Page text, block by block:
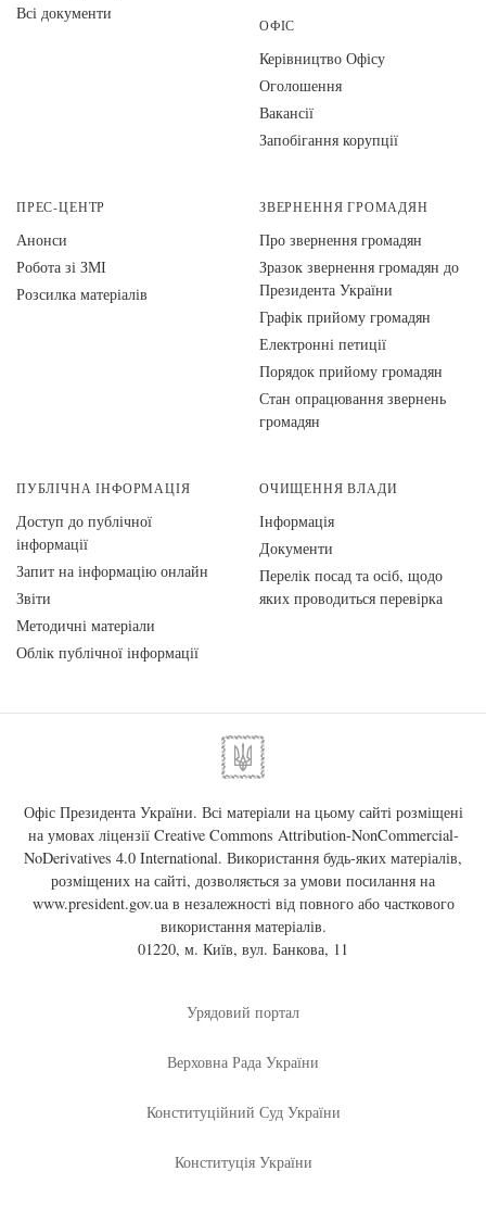
Всі документи
ОФІС
Керівництво Офісу
Оголошення
Вакансії
Запобігання корупції
ПРЕС-ЦЕНТР
Анонси
Робота зі ЗМІ
Розсилка матеріалів
ЗВЕРНЕННЯ ГРОМАДЯН
Про звернення громадян
Зразок звернення громадян до
Президента України
Графік прийому громадян
Електронні петиції
Порядок прийому громадян
Стан опрацювання звернень
громадян
ПУБЛІЧНА ІНФОРМАЦІЯ
Доступ до публічної
інформації
Запит на інформацію онлайн
Звіти
Методичні матеріали
Облік публічної інформації
ОЧИЩЕННЯ ВЛАДИ
Інформація
Документи
Перелік посад та осіб, щодо
яких проводиться перевірка
Офіс Президента України. Всі матеріали на цьому сайті розміщені
на умовах ліцензії Creative Commons Attribution-NonCommercial-
NoDerivatives 4.0 International. Використання будь-яких матеріалів,
розміщених на сайті, дозволяється за умови посилання на
www.president.gov.uaв незалежності від повного або часткового
використання матеріалів.
01220, м. Київ, вул. Банкова, 11
Урядовий портал
Верховна Рада України
Конституційний Суд України
Конституція України